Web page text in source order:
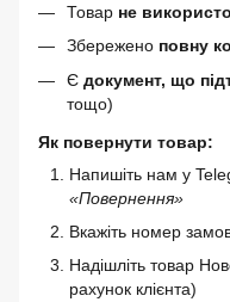
Товар не
Збережено повну
Є документ, що
тощо)
Як повернути товар:
Напишіть нам у
«Повернення»
Вкажіть номер
Надішліть товар
рахунок клієнта)